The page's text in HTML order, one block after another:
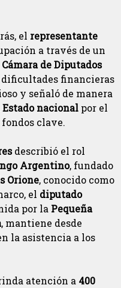
el representante
a través de un
Cámara de Diputados
dificultades financieras
y señaló de manera
Estado nacional por el
clave.
describió el rol
Argentino, fundado
Orione, conocido como
el diputado
por la Pequeña
, mantiene desde
la asistencia a los
atención a 400